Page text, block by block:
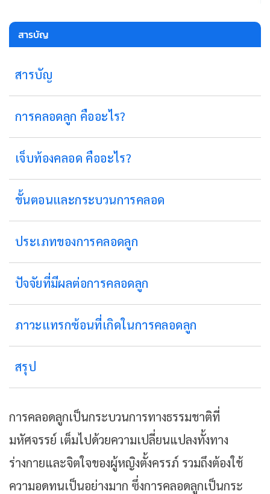
การคลอดลูกเป็นกระบวนการทางธรรมชาติที่
มหัศจรรย์ เต็มไปด้วยความเปลี่ยนแปลงทั้งทาง
ร่างกายและจิตใจของผู้หญิงตั้งครรภ์ รวมถึงต้องใช้
ความอดทนเป็นอย่างมาก ซึ่งการคลอดลูกเป็นกระ
สารบัญ
สารบัญ
การคลอดลูก คืออะไร?
เจ็บท้องคลอด คืออะไร?
ขั้นตอนและกระบวนการคลอด
ประเภทของการคลอดลูก
ปัจจัยที่มีผลต่อการคลอดลูก
ภาวะแทรกซ้อนที่เกิดในการคลอดลูก
สรุป